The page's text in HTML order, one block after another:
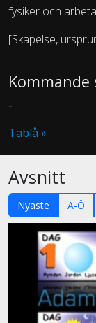
fysiker och
[Skapelse,
-
Tablå »
Avsnitt
Nyaste A-Ö